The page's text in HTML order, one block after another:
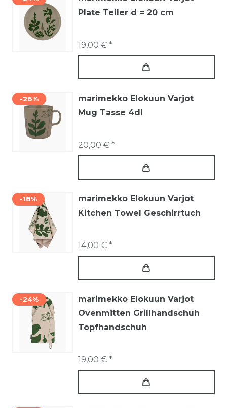
Plate Teller d = 20 cm
19,00 € *
-26%
marimekko Elokuun Varjot
Mug Tasse 4dl
20,00 € *
-18%
marimekko Elokuun Varjot
Kitchen Towel Geschirrtuch
14,00 € *
-24%
marimekko Elokuun Varjot
Ovenmitten Grillhandschuh
Topfhandschuh
19,00 € *